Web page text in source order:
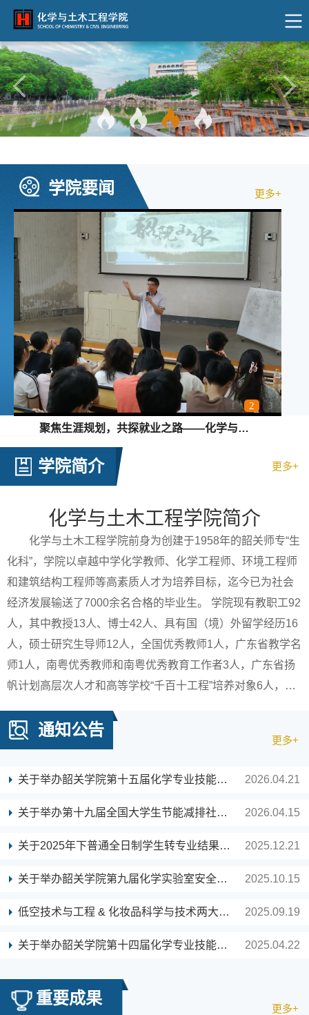
学院要闻 更多+
1 2 3
聚焦生涯规划，共探就业之路——化学与土木工程学院职业发展分享会圆满举行
学院简介 更多+
化学与土木工程学院简介
​化学与土木工程学院前身为创建于1958年的韶关师专“生
化科”，学院以卓越中学化学教师、化学工程师、环境工程师
和建筑结构工程师等高素质人才为培养目标，迄今已为社会
经济发展输送了7000余名合格的毕业生。 学院现有教职工92
人，其中教授13人、博士42人、具有国（境）外留学经历16
人，硕士研究生导师12人，全国优秀教师1人，广东省教学名
师1人，南粤优秀教师和南粤优秀教育工作者3人，广东省扬
帆计划高层次人才和高等学校“千百十工程”培养对象6人，校
学团队，基础化学教学团队为我校第一批省级课程思政示范
教学团队。 学院现有“广东省粤北生态保护与固废资源开发利
“生态环保材料创新团队”“环境工程科研创新团队”“绿色催化与
队伍。教学科研仪器设备价值6000余万元，实验室面积
18000平方米，有产学研一体化实习实践基地80余家。近年
项目2项、省厅级以上45项；到账研究经费3000余万元；技
通知公告
更多+
关于举办韶关学院第十五届化学专业技能竞赛的通知 2026.04.21
关于举办第十九届全国大学生节能减排社会实践与科技竞赛校内选拔赛的通知 2026.04.15
关于2025年下普通全日制学生转专业结果公示 2025.12.21
关于举办韶关学院第九届化学实验室安全知识竞赛 2025.10.15
低空技术与工程 & 化妆品科学与技术两大微专业招生啦！抢占学习先机！ 2025.09.19
关于举办韶关学院第十四届化学专业技能竞赛的通知 2025.04.22
重要成果
更多+